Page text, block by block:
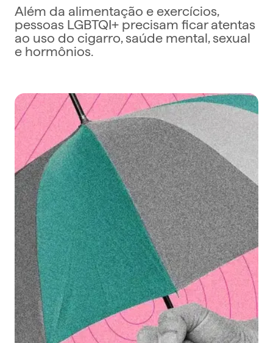
Além da alimentação e exercícios,
pessoas LGBTQI+ precisam ficar atentas
ao uso do cigarro, saúde mental, sexual
e hormônios.